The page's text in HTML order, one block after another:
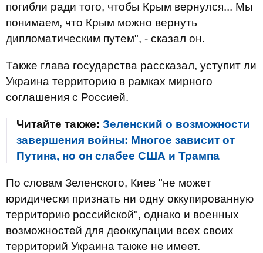
погибли ради того, чтобы Крым вернулся... Мы
понимаем, что Крым можно вернуть
дипломатическим путем", - сказал он.
Также глава государства рассказал, уступит ли
Украина территорию в рамках мирного
соглашения с Россией.
Читайте также: Зеленский о возможности
завершения войны: Многое зависит от
Путина, но он слабее США и Трампа
По словам Зеленского, Киев "не может
юридически признать ни одну оккупированную
территорию российской", однако и военных
возможностей для деоккупации всех своих
территорий Украина также не имеет.